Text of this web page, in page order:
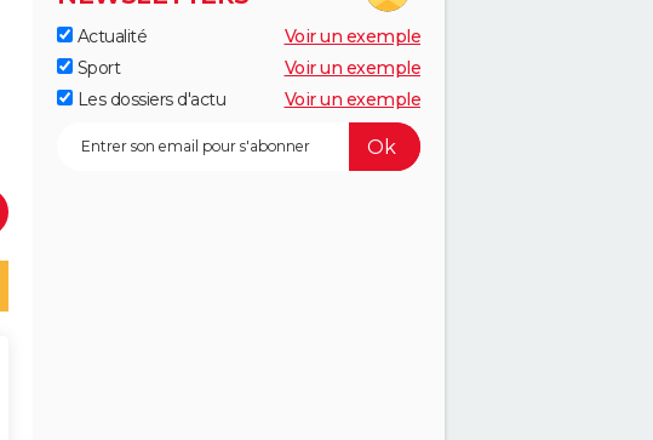
Actualité
Voir un exemple
Sport
Voir un exemple
Les dossiers d'actu
Voir un exemple